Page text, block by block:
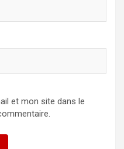
et mon site dans le